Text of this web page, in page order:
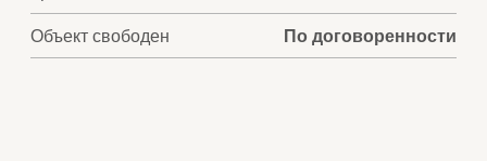
Объект свободен
По договоренности